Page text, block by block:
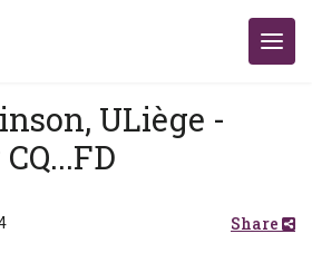
ULiège -
Share